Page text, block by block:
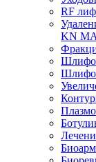
RF
KN